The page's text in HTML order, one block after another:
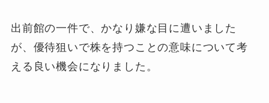
出前館の一件で、かなり嫌な目に遭いました
が、優待狙いで株を持つことの意味について考
える良い機会になりました。